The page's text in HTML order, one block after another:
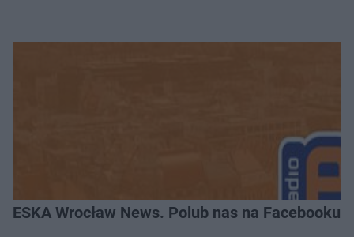
ESKA Wrocław News. Polub nas na Facebooku!